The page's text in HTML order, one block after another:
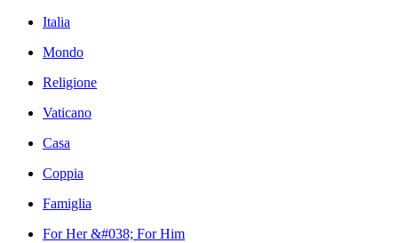
Italia
Mondo
Religione
Vaticano
Casa
Coppia
Famiglia
For Her &#038; For Him